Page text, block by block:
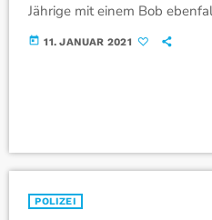
Jährige mit einem Bob
today 11. JANUAR 2021
POLIZEI